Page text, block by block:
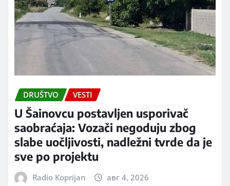
DRUŠTVO VESTI
U Šainovcu postavljen usporivač
saobraćaja: Vozači negoduju zbog
slabe uočljivosti, nadležni tvrde da je
sve po projektu
Radio Koprijan авг 4, 2026